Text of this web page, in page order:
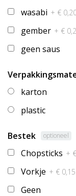
wasabi + €
gember + €
geen saus
karton
plastic
Bestek optioneel
Chopsticks +
Vorkje + € 0,15
Geen